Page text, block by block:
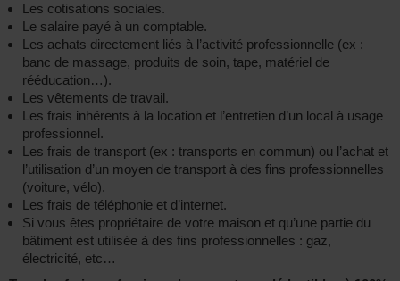
Les cotisations sociales.
Le salaire payé à un comptable.
Les achats directement liés à l’activité professionnelle (ex :
banc de massage, produits de soin, tape, matériel de
rééducation…).
Les vêtements de travail.
Les frais inhérents à la location et l’entretien d’un local à usage
professionnel.
Les frais de transport (ex : transports en commun) ou l’achat et
l’utilisation d’un moyen de transport à des fins professionnelles
(voiture, vélo).
Les frais de téléphonie et d’internet.
Si vous êtes propriétaire de votre maison et qu’une partie du
bâtiment est utilisée à des fins professionnelles : gaz,
électricité, etc…